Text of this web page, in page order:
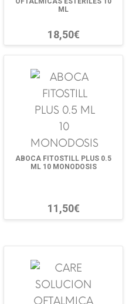
ML
18,50€
ABOCA FITOSTILL PLUS 0.5
ML 10 MONODOSIS
11,50€